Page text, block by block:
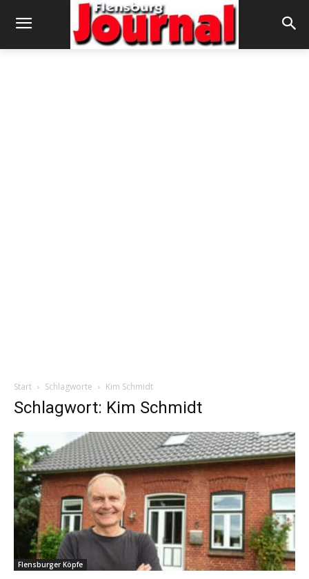
Start Schlagworte Kim Schmidt
Schlagwort: Kim Schmidt
Flensburger Köpfe